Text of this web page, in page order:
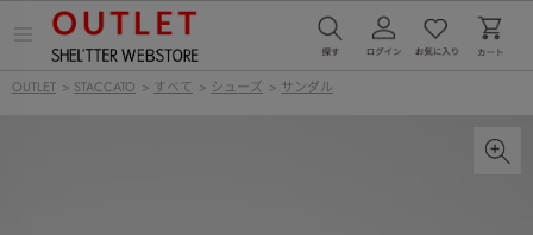
ー
OUTLET > STACCATO > すべて > シューズ > サンダル